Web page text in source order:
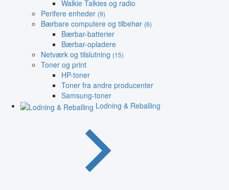
Walkie Talkies og radio
Perifere enheder (9)
Bærbare computere og tilbehør (6)
Bærbar-batterier
Bærbar-opladere
Netværk og tilslutning (15)
Toner og print
HP-toner
Toner fra andre producenter
Samsung-toner
Lodning & Reballing